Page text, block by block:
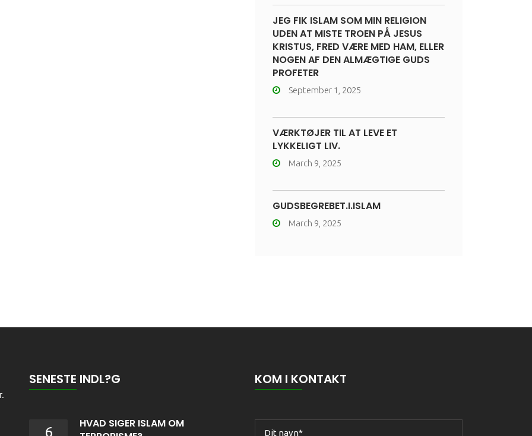
JEG FIK ISLAM SOM MIN RELIGION
UDEN AT MISTE TROEN PÅ JESUS
KRISTUS, FRED VÆRE MED HAM, ELLER
NOGEN AF DEN ALMÆGTIGE GUDS
PROFETER
September 1, 2025
VÆRKTØJER TIL AT LEVE ET
LYKKELIGT LIV.
March 9, 2025
GUDSBEGREBET.I.ISLAM
March 9, 2025
SENESTE INDL?G
6
HVAD SIGER ISLAM OM
KOM I KONTAKT